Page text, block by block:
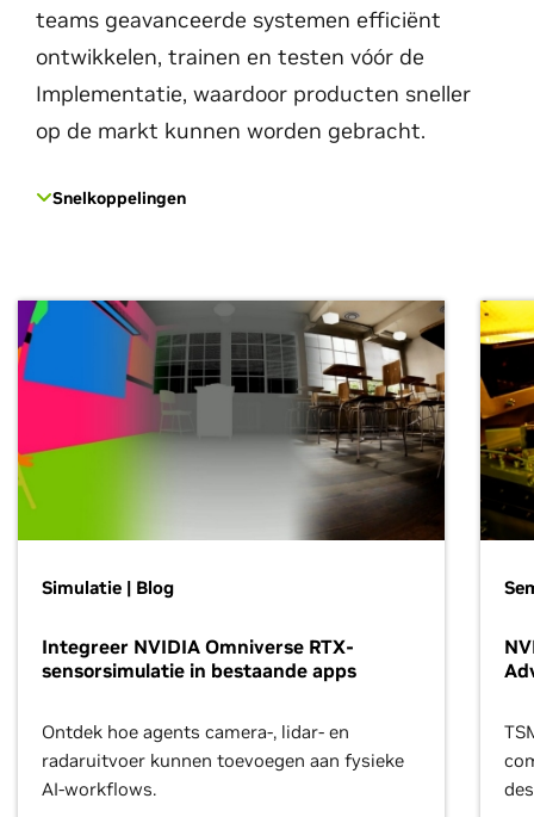
teams geavanceerde systemen efficiënt
ontwikkelen, trainen en testen vóór de
Implementatie, waardoor producten sneller
op de markt kunnen worden gebracht.
Snelkoppelingen
Simulatie | Blog
Integreer NVIDIA Omniverse RTX-
sensorsimulatie in bestaande apps
Ontdek hoe agents camera-, lidar- en
radaruitvoer kunnen toevoegen aan fysieke
AI-workflows.